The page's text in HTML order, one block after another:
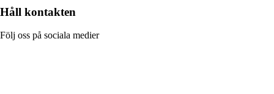
Håll kontakten
Följ oss på sociala medier